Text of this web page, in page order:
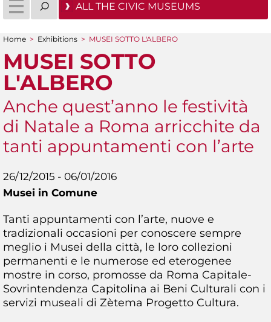
ALL THE CIVIC MUSEUMS
You are here
Home > Exhibitions > MUSEI SOTTO L'ALBERO
MUSEI SOTTO
L'ALBERO
Anche quest’anno le festività
di Natale a Roma arricchite da
tanti appuntamenti con l’arte
26/12/2015 - 06/01/2016
Musei in Comune
Tanti appuntamenti con l’arte, nuove e
tradizionali occasioni per conoscere sempre
meglio i Musei della città, le loro collezioni
permanenti e le numerose ed eterogenee
mostre in corso, promosse da Roma Capitale-
Sovrintendenza Capitolina ai Beni Culturali con i
servizi museali di Zètema Progetto Cultura.